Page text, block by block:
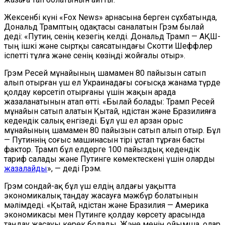
Жексенбі күні «Fox News» арнасына берген сұхбатында,
Дональд Трамптың одақтасы саналатын Грэм былай
деді: «Путин, сенің кезегің келді. Дональд Трамп — АҚШ-
тың ішкі және сыртқы саясатындағы Скотти Шеффлер
іспетті тұлға және сенің көзіңді жойғалы отыр».
Грэм Ресей мұнайының шамамен 80 пайызын сатып
алып отырған үш ел Украинадағы соғысқа жанама түрде
қолдау көрсетіп отырғаны үшін жақын арада
жазаланатынын атап өтті. «Былай болады: Трамп Ресей
мұнайын сатып алатын Қытай, Үндістан және Бразилияға
кедендік салық енгізеді. Бұл үш ел арзан орыс
мұнайының шамамен 80 пайызын сатып алып отыр. Бұл
— Путиннің соғыс машинасын тірі ұстап тұрған басты
фактор. Трамп бұл елдерге 100 пайыздық кедендік
тариф салады және Путинге көмектескені үшін оларды
жазалайды», — деді Грэм.
Грэм сондай-ақ бұл үш елдің алдағы уақытта
экономикалық таңдау жасауға мәжбүр болатынын
мәлімдеді. «Қытай, Үндістан және Бразилия — Америка
экономикасы мен Путинге қолдау көрсету арасында